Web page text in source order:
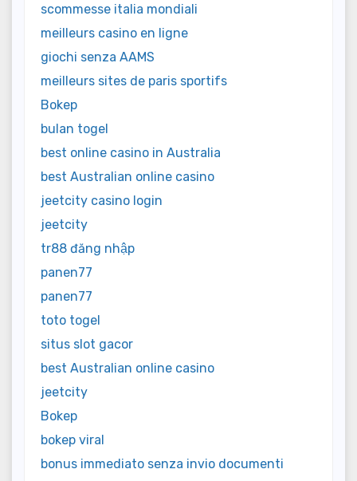
scommesse italia mondiali
meilleurs casino en ligne
giochi senza AAMS
meilleurs sites de paris sportifs
Bokep
bulan togel
best online casino in Australia
best Australian online casino
jeetcity casino login
jeetcity
tr88 đăng nhập
panen77
panen77
toto togel
situs slot gacor
best Australian online casino
jeetcity
Bokep
bokep viral
bonus immediato senza invio documenti